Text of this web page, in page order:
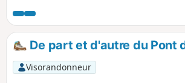
De part et d'autre du Pont
Visorandonneur